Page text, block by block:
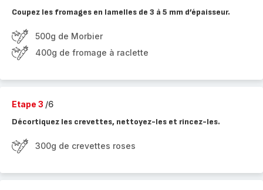
Coupez les fromages en lamelles de 3 à 5 mm d’épaisseur.
500g de Morbier
400g de fromage à raclette
Etape 3 /6
Décortiquez les crevettes, nettoyez-les et rincez-les.
300g de crevettes roses